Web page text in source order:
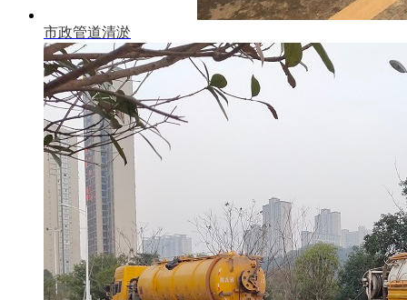
市政管道清淤